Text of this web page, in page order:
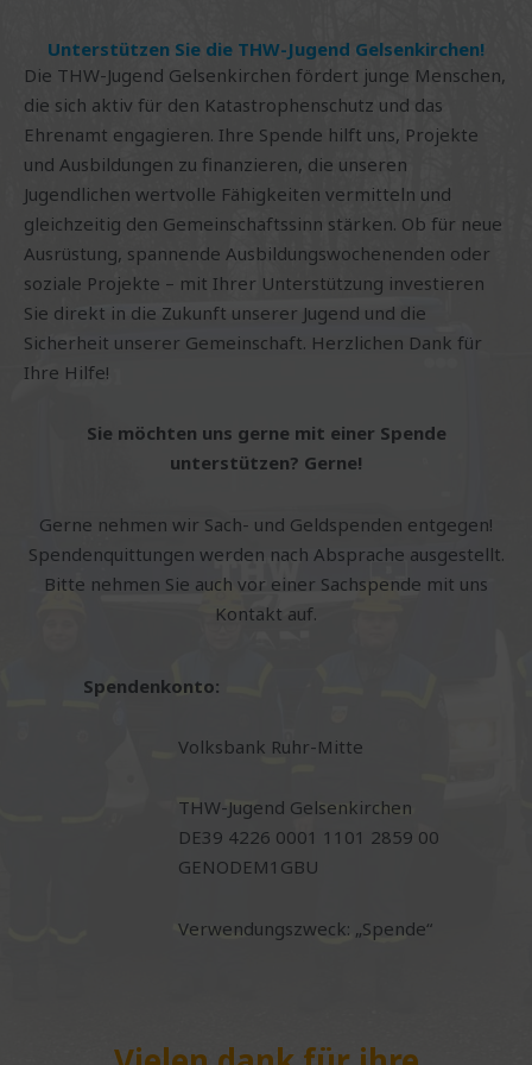
Unterstützen Sie die THW-Jugend Gelsenkirchen!
Die THW-Jugend Gelsenkirchen fördert junge Menschen,
die sich aktiv für den Katastrophenschutz und das
Ehrenamt engagieren. Ihre Spende hilft uns, Projekte
und Ausbildungen zu finanzieren, die unseren
Jugendlichen wertvolle Fähigkeiten vermitteln und
gleichzeitig den Gemeinschaftssinn stärken. Ob für neue
Ausrüstung, spannende Ausbildungswochenenden oder
soziale Projekte – mit Ihrer Unterstützung investieren
Sie direkt in die Zukunft unserer Jugend und die
Sicherheit unserer Gemeinschaft. Herzlichen Dank für
Ihre Hilfe!
Sie möchten uns gerne mit einer Spende
unterstützen? Gerne!
Gerne nehmen wir Sach- und Geldspenden entgegen!
Spendenquittungen werden nach Absprache ausgestellt.
Bitte nehmen Sie auch vor einer Sachspende mit uns
Kontakt auf.
Spendenkonto:
Volksbank Ruhr-Mitte
THW-Jugend Gelsenkirchen
DE39 4226 0001 1101 2859 00
GENODEM1GBU
Verwendungszweck: „Spende“